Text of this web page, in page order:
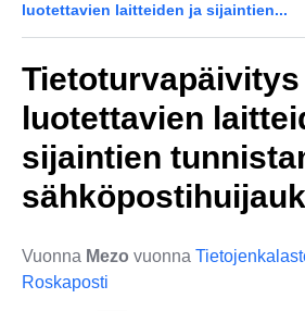
luotettavien laitteiden ja sijaintien...
Tietoturvapäivitys
luotettavien
sijaintien
Vuonna Mezo vuonna
Roskaposti